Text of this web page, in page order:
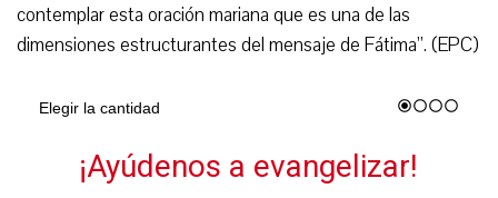
contemplar esta oración mariana que es una de las
dimensiones estructurantes del mensaje de Fátima”. (EPC)